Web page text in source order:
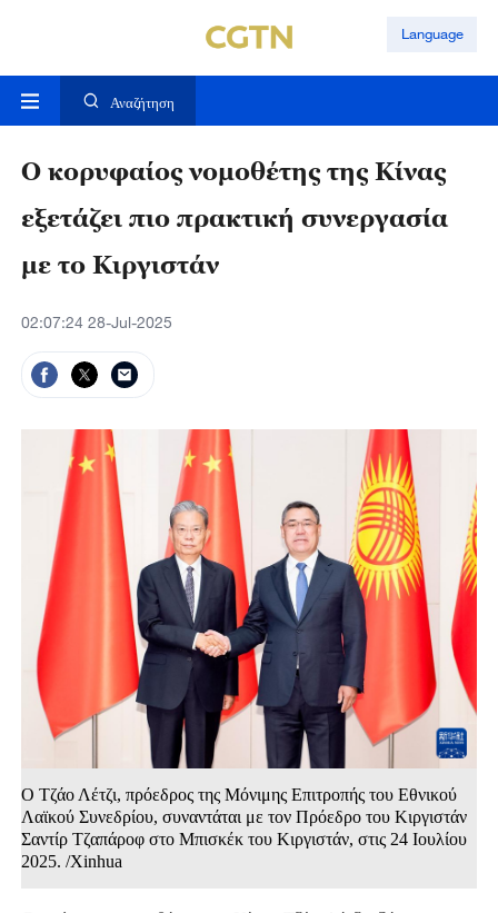
Language
Αναζήτηση
Ο κορυφαίος νομοθέτης της Κίνας
εξετάζει πιο πρακτική συνεργασία
με το Κιργιστάν
02:07:24 28-Jul-2025
Ο Τζάο Λέτζι, πρόεδρος της Μόνιμης Επιτροπής του Εθνικού
Λαϊκού Συνεδρίου, συναντάται με τον Πρόεδρο του Κιργιστάν
Σαντίρ Τζαπάροφ στο Μπισκέκ του Κιργιστάν, στις 24 Ιουλίου
2025. /Xinhua